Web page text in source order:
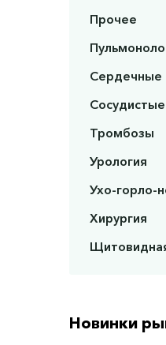
Прочее
Сердечные
Сосудистые
Тромбозы
Урология
Ухо-горло-
Хирургия
Новинки